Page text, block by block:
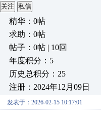
关注 私信
精华：0帖
求助：0帖
帖子：0帖 | 10回
年度积分：5
历史总积分：25
注册：2024年12月09日
发表于：2026-02-15 10:17:01